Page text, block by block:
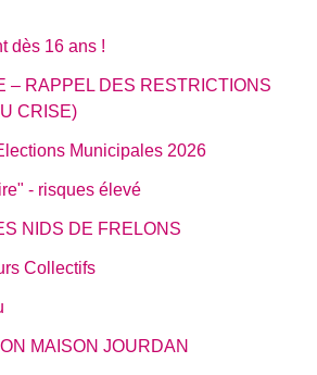
dès 16 ans !
– RAPPEL DES RESTRICTIONS
CRISE)
Municipales 2026
- risques élevé
NIDS DE FRELONS
Collectifs
MAISON JOURDAN